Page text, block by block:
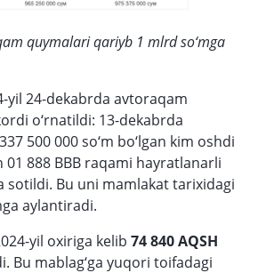
quymalari qariyb 1 mlrd so‘mga
yil 24-dekabrda avtoraqam
o‘rnatildi: 13-dekabrda
500 000 so‘m bo‘lgan kim oshdi
01 888 BBB raqami hayratlanarli
sotildi. Bu uni mamlakat tarixidagi
aylantiradi.
yil oxiriga kelib 74 840 AQSH
Bu mablag‘ga yuqori toifadagi